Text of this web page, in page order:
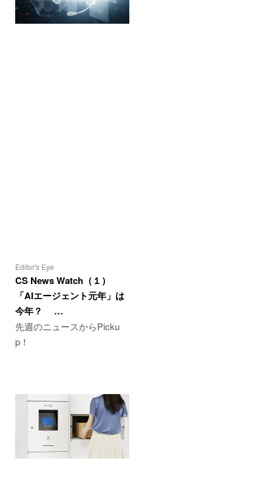
Editor's Eye
CS News Watch（１）
「AIエージェント元年」は
今年？ …
先週のニュースからPicku
p！